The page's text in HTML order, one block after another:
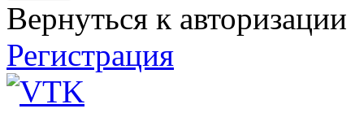
Вернуться к авторизации
Регистрация